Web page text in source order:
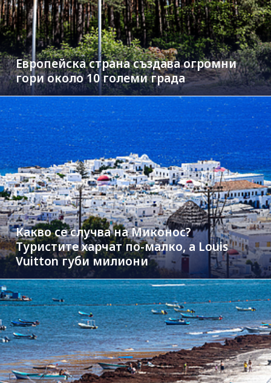
Европейска страна създава огромни
гори около 10 големи града
Какво се случва на Миконос?
Туристите харчат по-малко, а Louis
Vuitton губи милиони